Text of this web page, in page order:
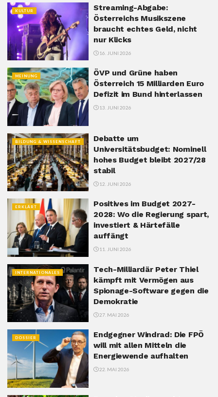
KULTUR
Streaming-Abgabe:
Österreichs Musikszene
braucht echtes Geld, nicht
nur Klicks
16. JUNI 2026
MEINUNG
ÖVP und Grüne haben
Österreich 15 Milliarden Euro
Defizit im Bund hinterlassen
13. JUNI 2026
BILDUNG & WISSENSCHAFT
Debatte um
Universitätsbudget: Nominell
hohes Budget bleibt 2027/28
stabil
12. JUNI 2026
ERKLÄRT
Positives im Budget 2027-
2028: Wo die Regierung spart,
investiert & Härtefälle
auffängt
11. JUNI 2026
INTERNATIONALES
Tech-Milliardär Peter Thiel
kämpft mit Vermögen aus
Spionage-Software gegen die
Demokratie
27. MAI 2026
DOSSIER
Endgegner Windrad: Die FPÖ
will mit allen Mitteln die
Energiewende aufhalten
22. MAI 2026